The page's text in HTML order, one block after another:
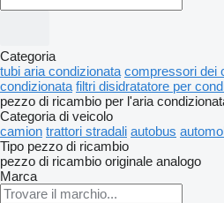
Categoria
tubi aria condizionata compressori dei
condizionata filtri disidratatore per
pezzo di ricambio per l'aria
Categoria di veicolo
camion trattori stradali autobus
Tipo pezzo di ricambio
pezzo di ricambio originale analogo
Marca